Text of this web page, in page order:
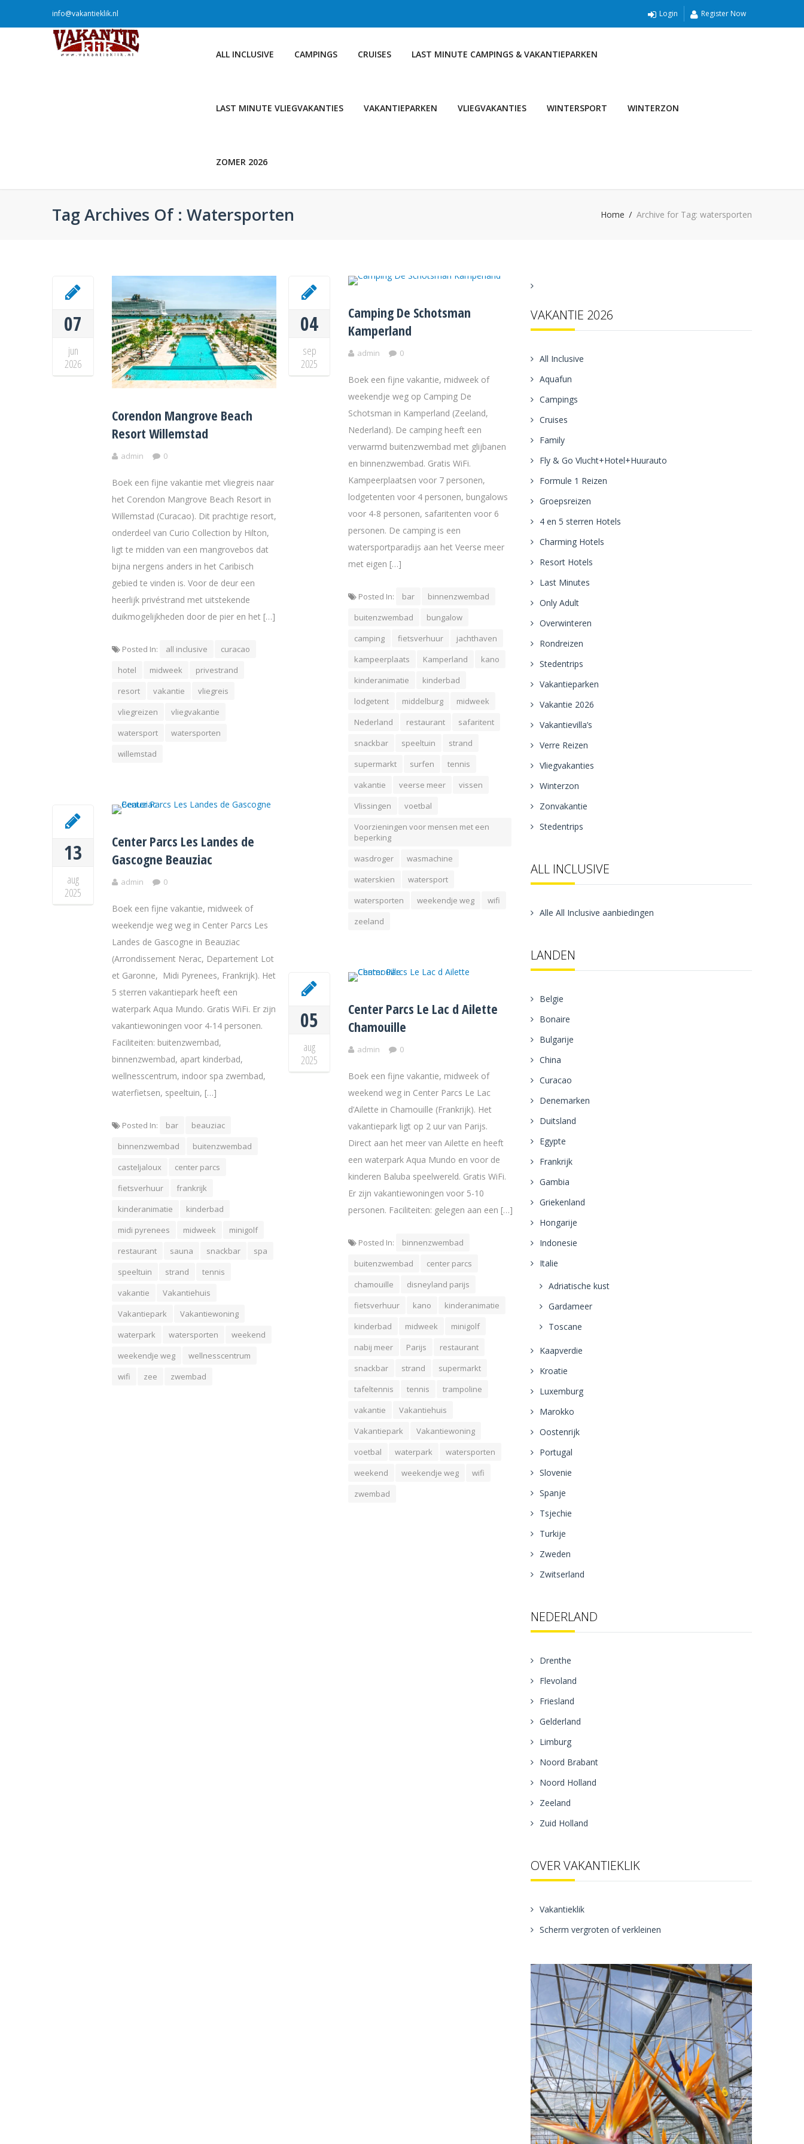
info@vakantieklik.nl Login Register Now
ALL INCLUSIVE CAMPINGS CRUISES LAST MINUTE CAMPINGS & VAKANTIEPARKEN
LAST MINUTE VLIEGVAKANTIES VAKANTIEPARKEN VLIEGVAKANTIES WINTERSPORT WINTERZON
ZOMER 2026
Tag Archives Of : Watersporten Home Archive for Tag: watersporten
07
jun
2026
Corendon Mangrove Beach
Resort Willemstad
admin 0
Boek een fijne vakantie met vliegreis naar
het Corendon Mangrove Beach Resort in
Willemstad (Curacao). Dit prachtige resort,
onderdeel van Curio Collection by Hilton,
ligt te midden van een mangrovebos dat
bijna nergens anders in het Caribisch
gebied te vinden is. Voor de deur een
heerlijk privéstrand met uitstekende
duikmogelijkheden door de pier en het […]
Posted In: all inclusive
curacao
hotel
midweek
privestrand
resort
vakantie
vliegreis
vliegreizen
vliegvakantie
watersport
watersporten
willemstad
04
sep
2025
Camping De Schotsman
Kamperland
admin 0
Boek een fijne vakantie, midweek of
weekendje weg op Camping De
Schotsman in Kamperland (Zeeland,
Nederland). De camping heeft een
verwarmd buitenzwembad met glijbanen
en binnenzwembad. Gratis WiFi.
Kampeerplaatsen voor 7 personen,
lodgetenten voor 4 personen, bungalows
voor 4-8 personen, safaritenten voor 6
personen. De camping is een
watersportparadijs aan het Veerse meer
met eigen […]
Posted In: bar
binnenzwembad
buitenzwembad
bungalow
camping
fietsverhuur
jachthaven
kampeerplaats
Kamperland
kano
kinderanimatie
kinderbad
lodgetent
middelburg
midweek
Nederland
restaurant
safaritent
snackbar
speeltuin
strand
supermarkt
surfen
tennis
vakantie
veerse meer
vissen
Vlissingen
voetbal
Voorzieningen voor mensen met een
beperking
wasdroger
wasmachine
waterskien
watersport
watersporten
weekendje weg
wifi
zeeland
13
aug
2025
Center Parcs Les Landes de
Gascogne Beauziac
admin 0
Boek een fijne vakantie, midweek of
weekendje weg weg in Center Parcs Les
Landes de Gascogne in Beauziac
(Arrondissement Nerac, Departement Lot
et Garonne, Midi Pyrenees, Frankrijk). Het
5 sterren vakantiepark heeft een
waterpark Aqua Mundo. Gratis WiFi. Er zijn
vakantiewoningen voor 4-14 personen.
Faciliteiten: buitenzwembad,
binnenzwembad, apart kinderbad,
wellnesscentrum, indoor spa zwembad,
waterfietsen, speeltuin, […]
Posted In: bar
beauziac
binnenzwembad
buitenzwembad
casteljaloux
center parcs
fietsverhuur
frankrijk
kinderanimatie
kinderbad
midi pyrenees
midweek
minigolf
restaurant
sauna snackbar
spa
speeltuin
strand
tennis
vakantie
Vakantiehuis
Vakantiepark
Vakantiewoning
waterpark
watersporten
weekend
weekendje weg
wellnesscentrum
wifi
zee zwembad
05
aug
2025
Center Parcs Le Lac d Ailette
Chamouille
admin 0
Boek een fijne vakantie, midweek of
weekend weg in Center Parcs Le Lac
d’Ailette in Chamouille (Frankrijk). Het
vakantiepark ligt op 2 uur van Parijs.
Direct aan het meer van Ailette en heeft
een waterpark Aqua Mundo en voor de
kinderen Baluba speelwereld. Gratis WiFi.
Er zijn vakantiewoningen voor 5-10
personen. Faciliteiten: gelegen aan een […]
Posted In:
binnenzwembad
buitenzwembad
center parcs
chamouille
disneyland parijs
fietsverhuur
kano
kinderanimatie
kinderbad
midweek
minigolf
nabij meer
Parijs
restaurant
snackbar
strand
supermarkt
tafeltennis
tennis
trampoline
vakantie
Vakantiehuis
Vakantiepark
Vakantiewoning
voetbal
waterpark
watersporten
weekend
weekendje weg
wifi
zwembad
VAKANTIE 2026
All Inclusive
Aquafun
Campings
Cruises
Family
Fly & Go Vlucht+Hotel+Huurauto
Formule 1 Reizen
Groepsreizen
4 en 5 sterren Hotels
Charming Hotels
Resort Hotels
Last Minutes
Only Adult
Overwinteren
Rondreizen
Stedentrips
Vakantieparken
Vakantie 2026
Vakantievilla’s
Verre Reizen
Vliegvakanties
Winterzon
Zonvakantie
Stedentrips
ALL INCLUSIVE
Alle All Inclusive aanbiedingen
LANDEN
Belgie
Bonaire
Bulgarije
China
Curacao
Denemarken
Duitsland
Egypte
Frankrijk
Gambia
Griekenland
Hongarije
Indonesie
Italie
Adriatische kust
Gardameer
Toscane
Kaapverdie
Kroatie
Luxemburg
Marokko
Oostenrijk
Portugal
Slovenie
Spanje
Tsjechie
Turkije
Zweden
Zwitserland
NEDERLAND
Drenthe
Flevoland
Friesland
Gelderland
Limburg
Noord Brabant
Noord Holland
Zeeland
Zuid Holland
OVER VAKANTIEKLIK
Vakantieklik
Scherm vergroten of verkleinen